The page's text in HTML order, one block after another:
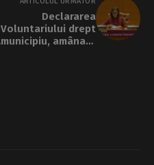
Declararea
Voluntariului drept
municipiu, amânată